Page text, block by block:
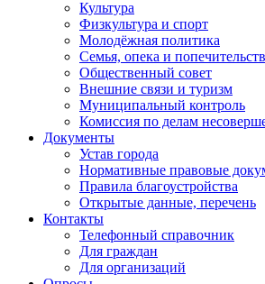
Культура
Физкультура и спорт
Молодёжная политика
Семья, опека и
Общественный совет
Внешние связи и туризм
Муниципальный контроль
Комиссия по делам
Документы
Устав города
Нормативные правовые
Правила благоустройства
Открытые данные, перечень
Контакты
Телефонный справочник
Для граждан
Для организаций